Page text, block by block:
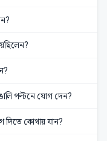
পল্টনে যোগ দেন?
দিতে কোথায় যান?